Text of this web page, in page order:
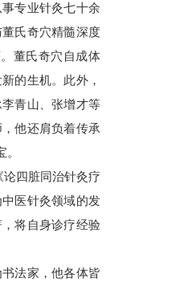
专业针灸七十余
氏奇穴精髓深度
董氏奇穴自成体
的生机。此外，
青山、张增才等
他还肩负着传承
四脏同治针灸疗
医针灸领域的发
将自身诊疗经验
法家，他各体皆